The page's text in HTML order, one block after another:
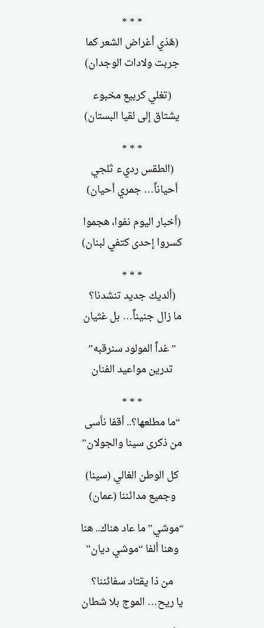
* * *
(هَذي أغراض الشعر كما
جربت ولادات الوجدان)
(تغلي كربيع مخبوء
يشتاق إلى لقيا البستان)
* * *
(الطقس رديء ثلجي
أحياناً… جمري أحيان)
(أخبار اليوم نفوا، هجموا
كسروا إحدى كتفي لبنان)
* * *
(ألديك جديد تنشدنا؟
ما زال جنيناً… بل غثيان
” غداً المولود سنرقبه”
تدرين مواعيد الفنان
* * *
“ما مطلعها؟.. أقفا نأسى
من ذكرى سينا والجولان”
كل الوطن الغالي (سينا)
وجميع مدائننا (عمان)
“موشي” ما عاد هناك.. هنا
وهنا ألفا “موشي ديان”
من ذا يقتاد سفائننا؟
يا ريح… الموج بلا شطان